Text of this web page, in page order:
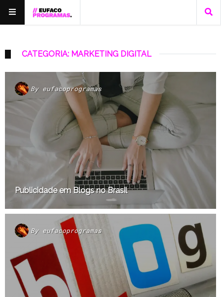
CATEGORIA: MARKETING DIGITAL
By eufacoprogramas
Publicidade em Blogs no Brasil
By eufacoprogramas